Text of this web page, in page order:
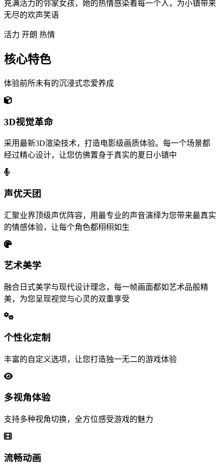
充满活力的邻家女孩，她的热情感染着每一个人，为小镇带来
无尽的欢声笑语
活力 开朗 热情
核心特色
体验前所未有的沉浸式恋爱养成
3D视觉革命
采用最新3D渲染技术，打造电影级画质体验。每一个场景都
经过精心设计，让您仿佛置身于真实的夏日小镇中
声优天团
汇聚业界顶级声优阵容，用最专业的声音演绎为您带来最真实
的情感体验，让每个角色都栩栩如生
艺术美学
融合日式美学与现代设计理念，每一帧画面都如艺术品般精
美，为您呈现视觉与心灵的双重享受
个性化定制
丰富的自定义选项，让您打造独一无二的游戏体验
多视角体验
支持多种视角切换，全方位感受游戏的魅力
流畅动画